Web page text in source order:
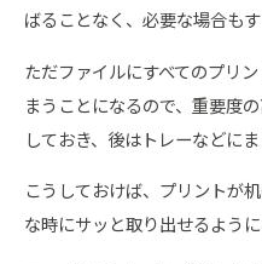
ばることなく、必要な場合もす
ただファイルにすべてのプリ
まうことになるので、重要度
しておき、後はトレーなどに
こうしておけば、プリントが
な時にサッと取り出せるように